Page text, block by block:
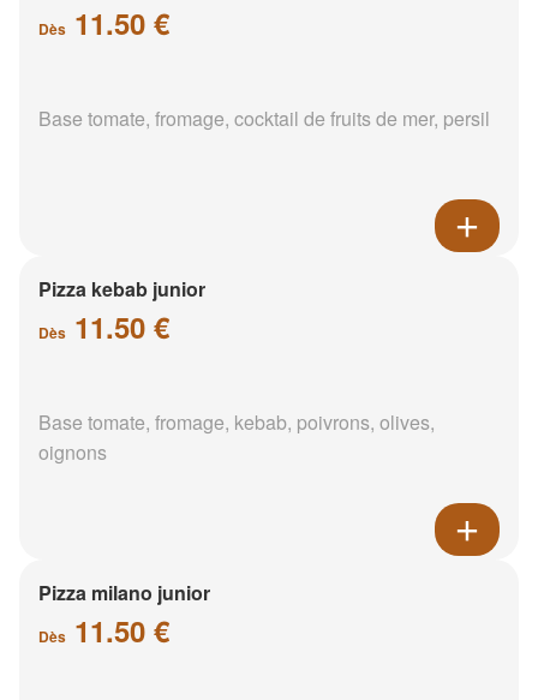
Dès 11.50 €
Base tomate, fromage, cocktail de fruits de mer, persil
Pizza kebab junior
Dès 11.50 €
Base tomate, fromage, kebab, poivrons, olives,
oignons
Pizza milano junior
Dès 11.50 €